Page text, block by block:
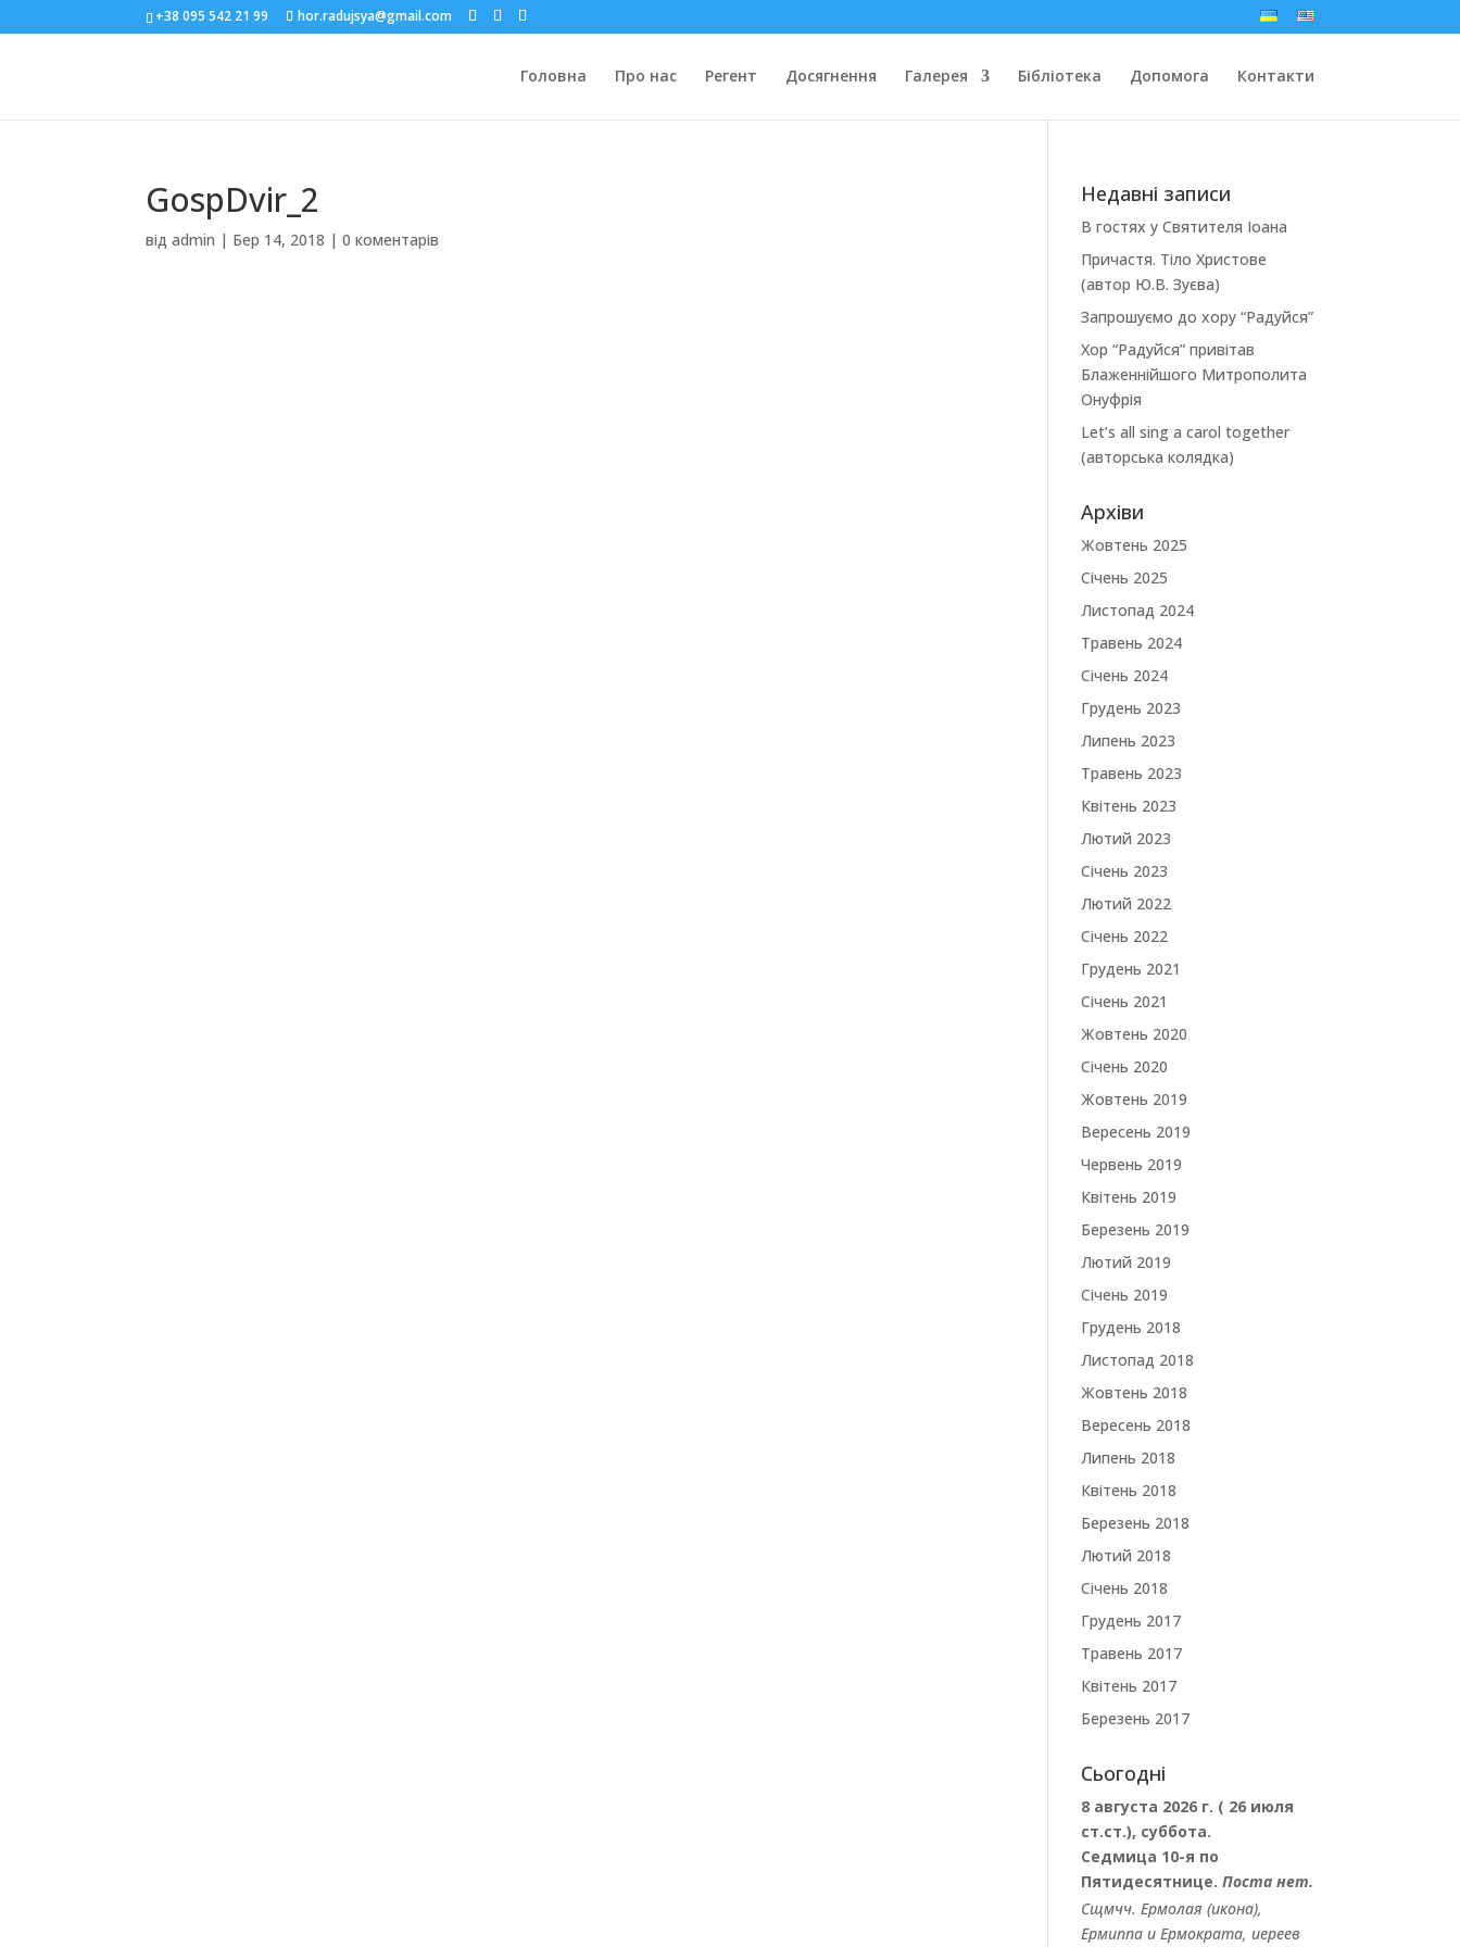
+38 095 542 21 99 hor.radujsya@gmail.com
Головна Про нас Регент Досягнення Галерея Бібліотека Допомога Контакти
GospDvir_2
відadmin | Бер 14, 2018 |0 коментарів
Недавні записи
В гостях у Святителя Іоана
Причастя. Тіло Христове
(автор Ю.В. Зуєва)
Запрошуємо до хору “Радуйся”
Хор “Радуйся” привітав
Блаженнійшого Митрополита
Онуфрія
Let’s all sing a carol together
(авторська колядка)
Архіви
Жовтень 2025
Січень 2025
Листопад 2024
Травень 2024
Січень 2024
Грудень 2023
Липень 2023
Травень 2023
Квітень 2023
Лютий 2023
Січень 2023
Лютий 2022
Січень 2022
Грудень 2021
Січень 2021
Жовтень 2020
Січень 2020
Жовтень 2019
Вересень 2019
Червень 2019
Квітень 2019
Березень 2019
Лютий 2019
Січень 2019
Грудень 2018
Листопад 2018
Жовтень 2018
Вересень 2018
Липень 2018
Квітень 2018
Березень 2018
Лютий 2018
Січень 2018
Грудень 2017
Травень 2017
Квітень 2017
Березень 2017
Сьогодні
8 августа 2026 г. ( 26 июля
ст.ст.), суббота.
Седмица 10-я по
Пятидесятнице. Поста нет.
Сщмчч. Ермолая (икона),
Ермиппаи Ермократа, иереев